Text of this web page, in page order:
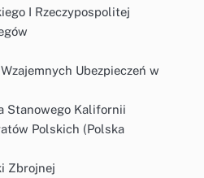
I Rzeczypospolitej
Ubezpieczeń w
Stanowego Kalifornii
Polskich (Polska
Zbrojnej